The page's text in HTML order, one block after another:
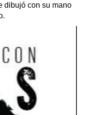
dibujó con su mano